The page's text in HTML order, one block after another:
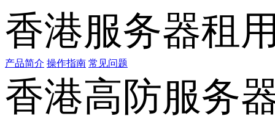
香港服务器租
产品简介 操作指南 常见问题
香港高防服务